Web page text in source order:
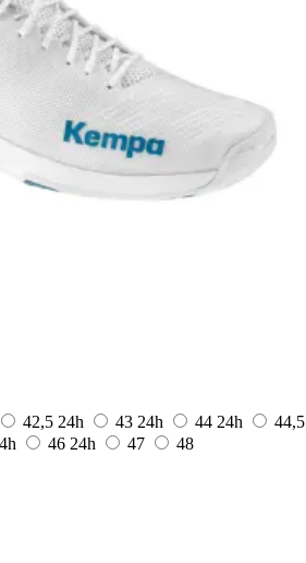
42,5 24h 43 24h 44 24h
44,5
46 24h 47
48